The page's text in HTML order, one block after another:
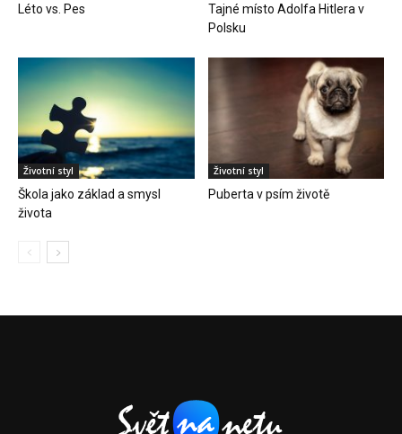
Léto vs. Pes
Tajné místo Adolfa Hitlera v
Polsku
Životní styl
Škola jako základ a smysl
života
Životní styl
Puberta v psím životě